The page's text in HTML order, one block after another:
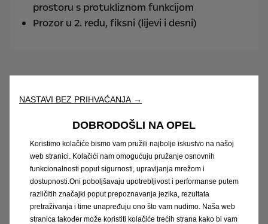
prostoru s protukliznom funkcijom
Prozor u 2. redu, fiksni (lijevi i desni)
Udoban smještaj za najviše devet osoba
NASTAVI BEZ PRIHVAĆANJA →
DOBRODOŠLI NA OPEL
Koristimo kolačiće bismo vam pružili najbolje iskustvo na našoj
web stranici. Kolačići nam omogućuju pružanje osnovnih
funkcionalnosti poput sigurnosti, upravljanja mrežom i
dostupnosti.Oni poboljšavaju upotrebljivost i performanse putem
različitih značajki poput prepoznavanja jezika, rezultata
pretraživanja i time unapređuju ono što vam nudimo. Naša web
stranica također može koristiti kolačiće trećih strana kako bi vam